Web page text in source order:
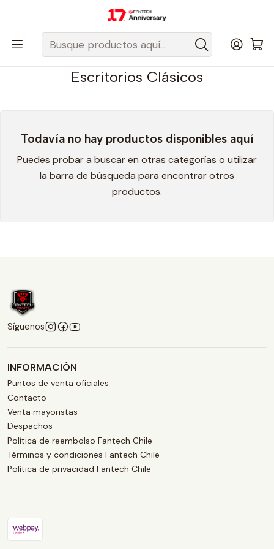
Despacho gratis a todo Chile sobre $50.000 pesos.
Fantech Esports Chile Escritorios Clásicos
Escritorios Clásicos
Todavía no hay productos disponibles aquí
Puedes probar a buscar en otras categorías o utilizar
la barra de búsqueda para encontrar otros
productos.
Síguenos
INFORMACIÓN
Puntos de venta oficiales
Contacto
Venta mayoristas
Despachos
Política de reembolso Fantech Chile
Términos y condiciones Fantech Chile
Política de privacidad Fantech Chile